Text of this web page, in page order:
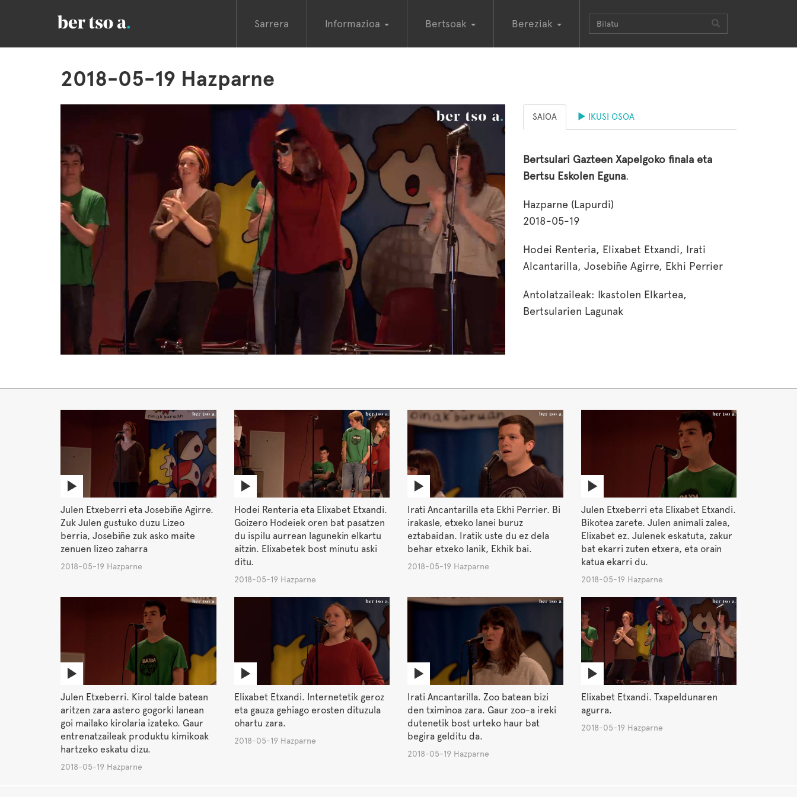
Sarrera Informazioa Bertsoak Bereziak
2018-05-19 Hazparne
SAIOA IKUSI OSOA
Bertsulari Gazteen Xapelgoko finala eta
Bertsu Eskolen Eguna.
Hazparne (Lapurdi)
2018-05-19
Hodei Renteria, Elixabet Etxandi, Irati
Alcantarilla, Josebiñe Agirre, Ekhi Perrier
Antolatzaileak: Ikastolen Elkartea,
Bertsularien Lagunak
Julen Etxeberri eta Josebiñe Agirre.
Zuk Julen gustuko duzu Lizeo
berria, Josebiñe zuk asko maite
zenuen lizeo zaharra
2018-05-19 Hazparne
Hodei Renteria eta Elixabet Etxandi.
Goizero Hodeiek oren bat pasatzen
du ispilu aurrean lagunekin elkartu
aitzin. Elixabetek bost minutu aski
ditu.
2018-05-19 Hazparne
Irati Ancantarilla eta Ekhi Perrier. Bi
irakasle, etxeko lanei buruz
eztabaidan. Iratik uste du ez dela
behar etxeko lanik, Ekhik bai.
2018-05-19 Hazparne
Julen Etxeberri eta Elixabet Etxandi.
Bikotea zarete. Julen animali zalea,
Elixabet ez. Julenek eskatuta, zakur
bat ekarri zuten etxera, eta orain
katua ekarri du.
2018-05-19 Hazparne
Julen Etxeberri. Kirol talde batean
aritzen zara astero gogorki lanean
goi mailako kirolaria izateko. Gaur
entrenatzaileak produktu kimikoak
hartzeko eskatu dizu.
2018-05-19 Hazparne
Elixabet Etxandi. Internetetik geroz
eta gauza gehiago erosten dituzula
ohartu zara.
2018-05-19 Hazparne
Irati Ancantarilla. Zoo batean bizi
den tximinoa zara. Gaur zoo-a ireki
dutenetik bost urteko haur bat
begira gelditu da.
2018-05-19 Hazparne
Elixabet Etxandi. Txapeldunaren
agurra.
2018-05-19 Hazparne